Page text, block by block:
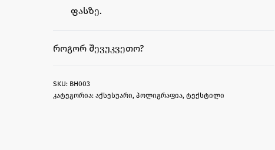
ფასზე.
ᲠᲝᲒᲝᲠ ᲨᲔᲕᲣᲙᲕᲔᲗᲝ?
BH003
კატეგორია: აქსესუარი, პოლიგრაფია, ტექსტილი